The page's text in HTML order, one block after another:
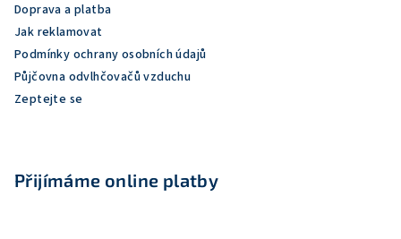
Doprava a platba
Jak reklamovat
Podmínky ochrany osobních údajů
Půjčovna odvlhčovačů vzduchu
Zeptejte se
Přijímáme online platby